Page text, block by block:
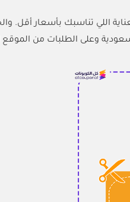
اللي تناسبك بأسعار أقل.
وعلى الطلبات من